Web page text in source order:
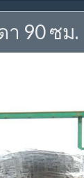
า 90 ซม.